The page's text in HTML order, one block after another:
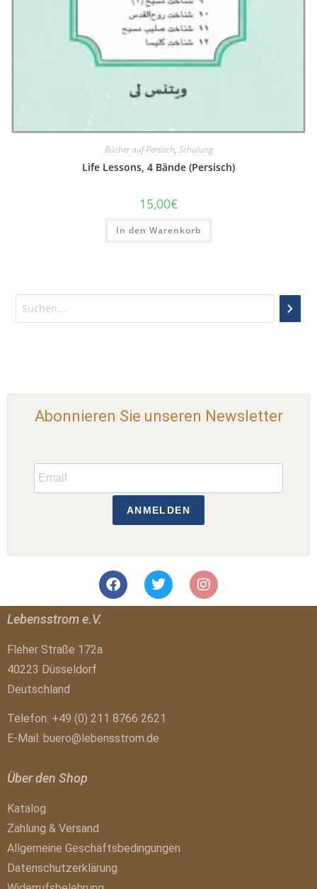
Bücher auf Persisch, Schulung
Life Lessons, 4 Bände (Persisch)
15,00€
In den Warenkorb
Abonnieren Sie unseren Newsletter
ANMELDEN
Lebensstrom e.V.
Fleher Straße 172a
40223 Düsseldorf
Deutschland
Telefon: +49 (0) 211 8766 2621
E-Mail: buero@lebensstrom.de
Über den Shop
Katalog
Zahlung & Versand
Allgemeine Geschäftsbedingungen
Datenschutzerklärung